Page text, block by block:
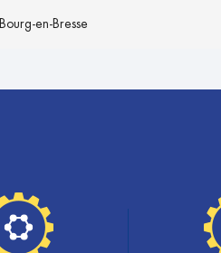
Bourg-en-Bresse